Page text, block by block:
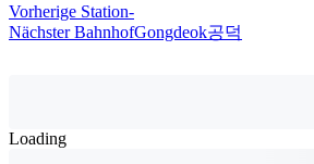
Vorherige Station-
Nächster BahnhofGongdeok공덕
Loading